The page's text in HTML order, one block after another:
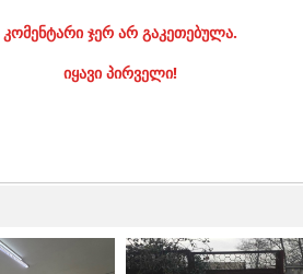
კომენტარი ჯერ არ გაკეთებულა.
იყავი პირველი!